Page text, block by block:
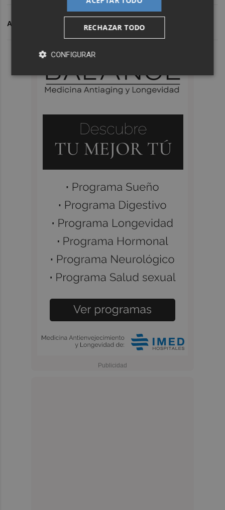
ARCHIVADO EN CF INTERCITY CD ALCOYANO
RECHAZAR TODO
CONFIGURAR